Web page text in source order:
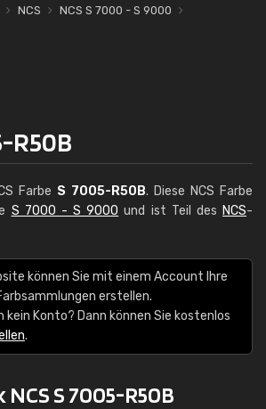
NCS
NCS S 7000 - S 9000
R50B
Farbe S 7005-R50B. Diese NCS Farbe
S 7000 - S 9000 und ist Teil des NCS-
können Sie mit einem Account Ihre
erstellen.
kein Konto? Dann können Sie kostenlos
.
S 7005-R50B